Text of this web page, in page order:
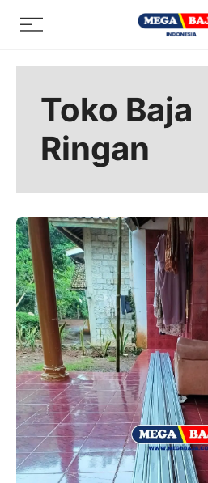
Menu
Toko Baja
Ringan